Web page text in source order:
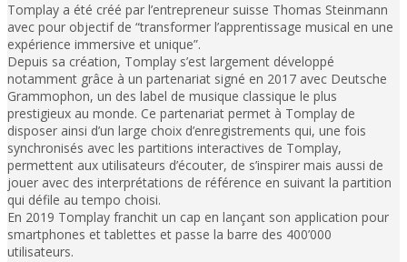
Tomplay a été créé par l’entrepreneur suisse Thomas Steinmann
avec pour objectif de “transformer l’apprentissage musical en une
expérience immersive et unique”.
Depuis sa création, Tomplay s’est largement développé
notamment grâce à un partenariat signé en 2017 avec Deutsche
Grammophon, un des label de musique classique le plus
prestigieux au monde. Ce partenariat permet à Tomplay de
disposer ainsi d’un large choix d’enregistrements qui, une fois
synchronisés avec les partitions interactives de Tomplay,
permettent aux utilisateurs d’écouter, de s’inspirer mais aussi de
jouer avec des interprétations de référence en suivant la partition
qui défile au tempo choisi.
En 2019 Tomplay franchit un cap en lançant son application pour
smartphones et tablettes et passe la barre des 400’000
utilisateurs.